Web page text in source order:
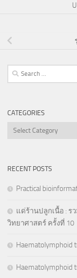
Search
for:
CATEGORIES
Categories
RECENT POSTS
Practical
แด่ร้านปลูกเนื้อ : ร
วิทยาศาสตร์ ครั้งที่ 10
Haematolymphoid
Haematolymphoid